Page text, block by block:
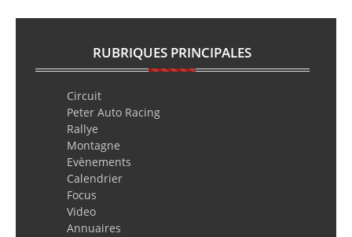
RUBRIQUES PRINCIPALES
Circuit
Peter Auto Racing
Rallye
Montagne
Evènements
Calendrier
Focus
Video
Annuaires